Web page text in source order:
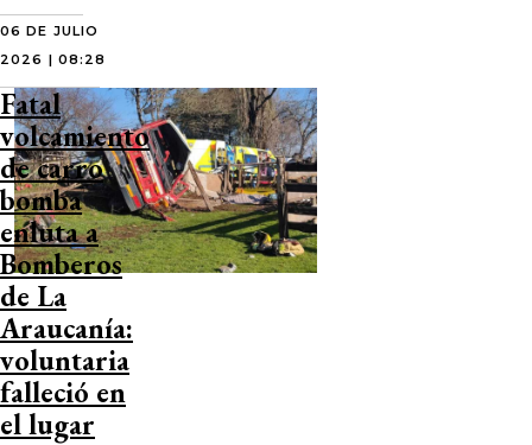
06 DE JULIO
2026 | 08:28
Fatal
volcamiento
de carro
bomba
enluta a
Bomberos
de La
Araucanía:
voluntaria
falleció en
el lugar